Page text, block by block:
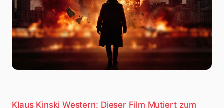
Klaus Kinski Western: Dieser Film Mutiert zum